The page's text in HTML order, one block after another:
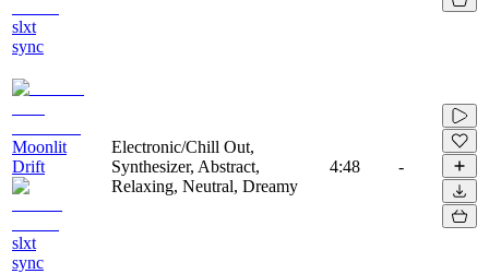
slxt
sync
Moonlit
Drift
slxt
sync
Electronic/Chill Out,
Synthesizer, Abstract,
Relaxing, Neutral, Dreamy
4:48 -